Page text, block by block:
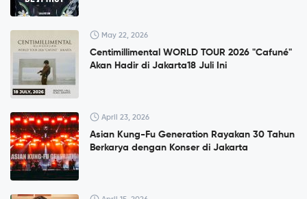
May 22, 2026
Centimillimental WORLD TOUR 2026 "Cafuné"
Akan Hadir di Jakarta18 Juli Ini
April 23, 2026
Asian Kung-Fu Generation Rayakan 30 Tahun
Berkarya dengan Konser di Jakarta